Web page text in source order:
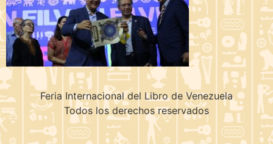
Feria Internacional del Libro de Venezuela
Todos los derechos reservados